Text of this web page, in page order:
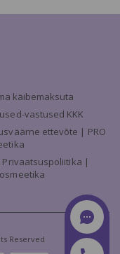
käibemaksuta
vastused KKK
ettevõte | PRO
Privaatsuspoliitika |
Reserved